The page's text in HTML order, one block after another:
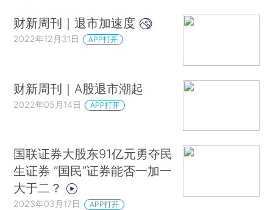
财新周刊｜退市加速度
2022年12月31日 APP打开
财新周刊｜A股退市潮起
2022年05月14日 APP打开
国联证券大股东91亿元勇夺民
生证券 “国民”证券能否一加一
大于二？
2023年03月17日 APP打开